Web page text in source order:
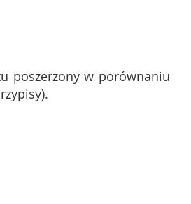
poszerzony w porównaniu